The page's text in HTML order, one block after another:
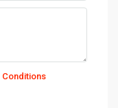
Conditions